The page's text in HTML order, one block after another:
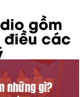
gồm
điều các